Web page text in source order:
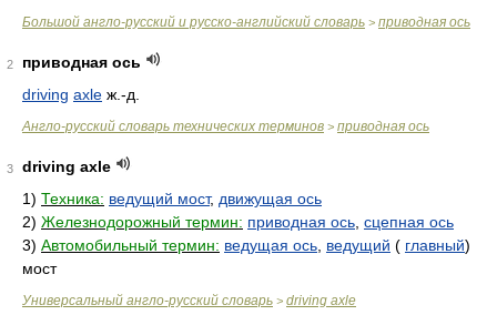
Большой англо-русский и русско-английский словарь > приводная ось
2
приводная ось
driving axle ж.-д.
Англо-русский словарь технических терминов > приводная ось
3
driving axle
1) Техника: ведущий мост, движущая ось
2) Железнодорожный термин: приводная ось сцепная ось
3) Автомобильный термин: ведущая ось ведущий ( главный)
мост
Универсальный англо-русский словарь > driving axle